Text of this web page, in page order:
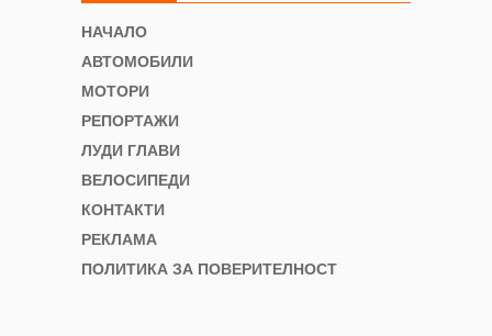
НАЧАЛО
АВТОМОБИЛИ
МОТОРИ
РЕПОРТАЖИ
ЛУДИ ГЛАВИ
ВЕЛОСИПЕДИ
КОНТАКТИ
РЕКЛАМА
ПОЛИТИКА ЗА ПОВЕРИТЕЛНОСТ